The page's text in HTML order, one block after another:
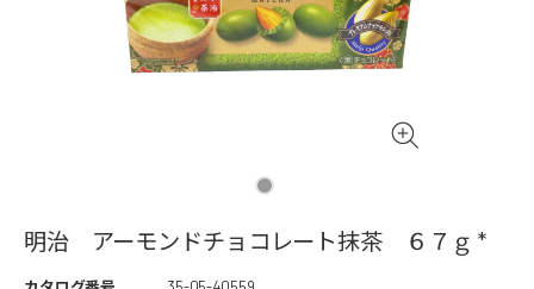
明治 アーモンドチョコレート抹茶 ６７ｇ *